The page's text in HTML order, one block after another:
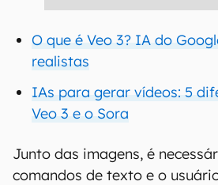
O que é Veo 3? IA do
realistas
IAs para gerar vídeos: 5
Veo 3 e o Sora
Junto das imagens, é
comandos de texto e o